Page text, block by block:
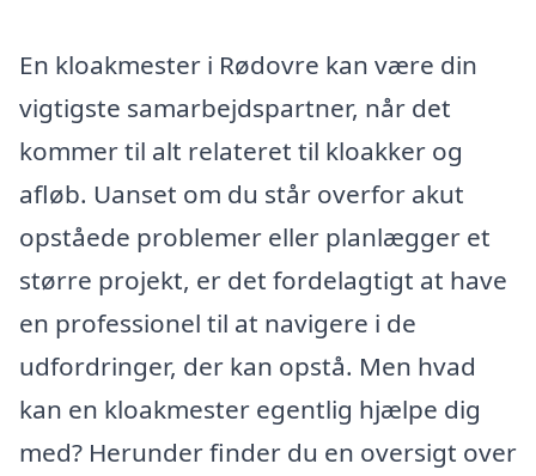
En kloakmester i Rødovre kan være din
vigtigste samarbejdspartner, når det
kommer til alt relateret til kloakker og
afløb. Uanset om du står overfor akut
opståede problemer eller planlægger et
større projekt, er det fordelagtigt at have
en professionel til at navigere i de
udfordringer, der kan opstå. Men hvad
kan en kloakmester egentlig hjælpe dig
med? Herunder finder du en oversigt over